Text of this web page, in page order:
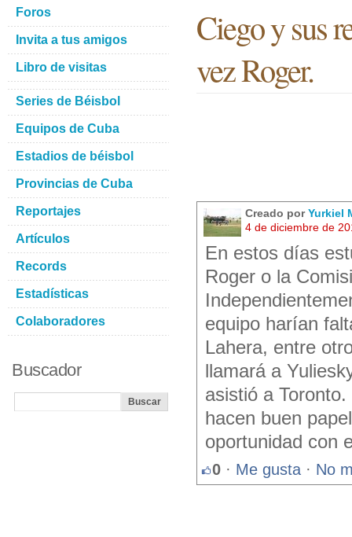
Ciego y sus
vez Roger.
Creado porYurkiel
4 de diciembre de
En estos días
Roger o la
equipo harían
Lahera, entre
llamará a
asistió a
hacen buen
oportunidad con
0 · Me gusta · No
Foros
Invita a tus amigos
Libro de visitas
Series de Béisbol
Equipos de Cuba
Estadios de béisbol
Provincias de Cuba
Reportajes
Artículos
Records
Estadísticas
Colaboradores
Buscador